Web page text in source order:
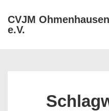
Zum
Inhalt
CVJM Ohmenhausen
e.V.